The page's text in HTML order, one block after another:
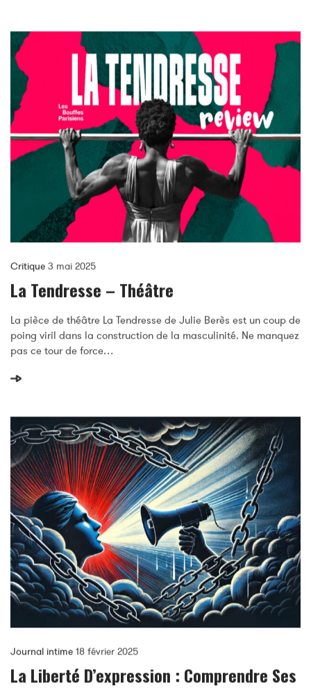
Critique 3 mai 2025
La Tendresse – Théâtre
La pièce de théâtre La Tendresse de Julie Berès est un coup de
poing viril dans la construction de la masculinité. Ne manquez
pas ce tour de force…
Journal intime 18 février 2025